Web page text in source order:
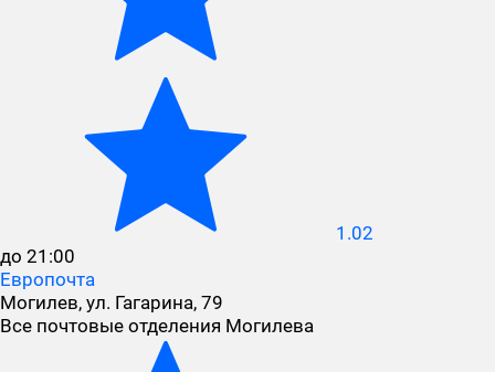
1.02
до 21:00
Европочта
Могилев, ул. Гагарина, 79
Все почтовые отделения Могилева